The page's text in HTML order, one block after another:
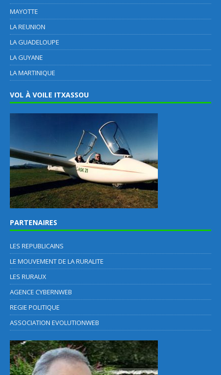
MAYOTTE
LA REUNION
LA GUADELOUPE
LA GUYANE
LA MARTINIQUE
VOL À VOILE ITXASSOU
PARTENAIRES
LES REPUBLICAINS
LE MOUVEMENT DE LA RURALITE
LES RURAUX
AGENCE CYBERNWEB
REGIE POLITIQUE
ASSOCIATION EVOLUTIONWEB